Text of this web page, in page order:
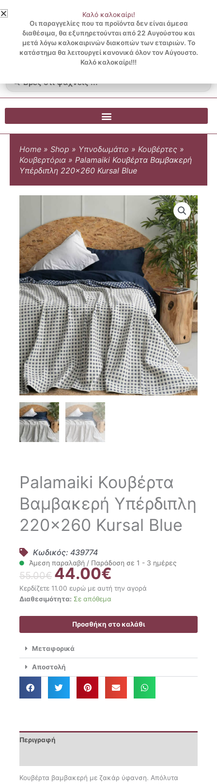
στο
περιεχόμενο
3 ΔΟΣΕΙΣ ΧΩΡΙΣ ΠΙΣΤΩΤΙΚΗ ΜΕ KLARNA
...
Λογαριασμός
Blog
0.00€
0
Cart
Home » Shop » Υπνοδωμάτιο » Κουβέρτες »
Κουβερτόρια » Palamaiki Κουβέρτα Βαμβακερή
Υπέρδιπλη 220×260 Kursal Blue
Palamaiki Κουβέρτα
Βαμβακερή Υπέρδιπλη
220×260 Kursal Blue
Κωδικός: 439774
Άμεση παραλαβή / Παράδοση σε 1 - 3 ημέρες
55.00€ Original
price
was:
55.00€.
44.00€
τρέχουσα
τιμή
44.00€.
Κερδίζετε 11.00 ευρώ με αυτή την αγορά
Διαθεσιμότητα: Σε απόθεμα
Palamaiki
Υπέρδιπλη
Kursal
Προσθήκη στο καλάθι
Μεταφορικά
Αποστολή
Περιγραφή
Κουβέρτα βαμβακερή με ζακάρ ύφανση. Απόλυτα
Καλό καλοκαίρι!
Οι παραγγελίες που τα προϊόντα δεν είναι άμεσα
διαθέσιμα, θα εξυπηρετούνται από 22 Αυγούστου και
μετά λόγω καλοκαιρινών διακοπών των εταιριών. Το
κατάστημα θα λειτουργεί κανονικά όλον τον Αύγουστο.
Καλό καλοκαίρι!!!